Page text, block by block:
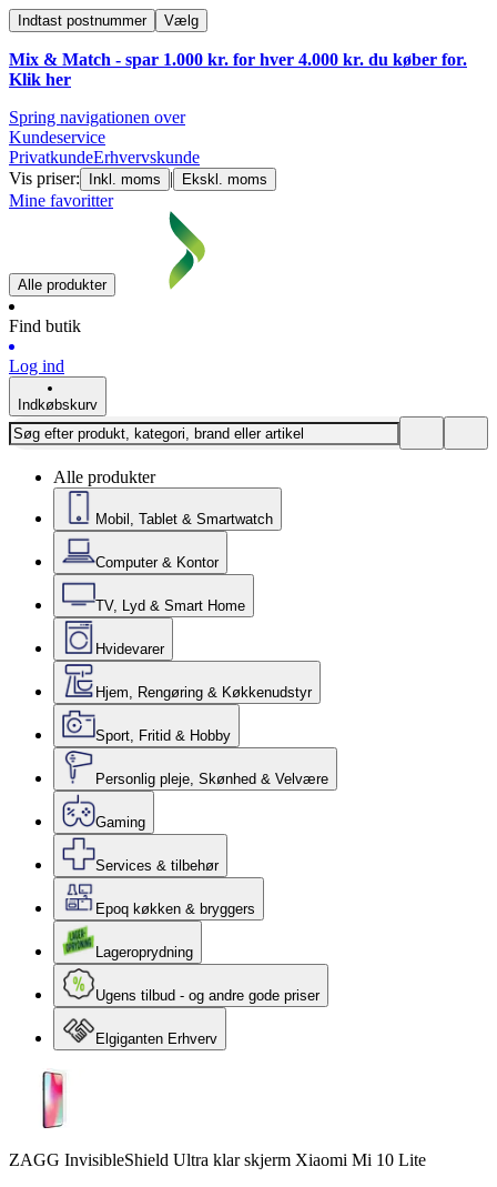
Indtast postnummer Vælg
Mix & Match - spar 1.000 kr. for hver 4.000 kr. du køber for.
Klik her
Spring navigationen over
Kundeservice
PrivatkundeErhvervskunde
Vis priser:
Inkl. moms | Ekskl. moms
Mine favoritter
Alle produkter
Find butik
Log ind
Indkøbskurv
Alle produkter
Mobil, Tablet & Smartwatch
Computer & Kontor
TV, Lyd & Smart Home
Hvidevarer
Hjem, Rengøring & Køkkenudstyr
Sport, Fritid & Hobby
Personlig pleje, Skønhed & Velvære
Gaming
Services & tilbehør
Epoq køkken & bryggers
Lageroprydning
Ugens tilbud - og andre gode priser
Elgiganten Erhverv
ZAGG InvisibleShield Ultra klar skjerm Xiaomi Mi 10 Lite